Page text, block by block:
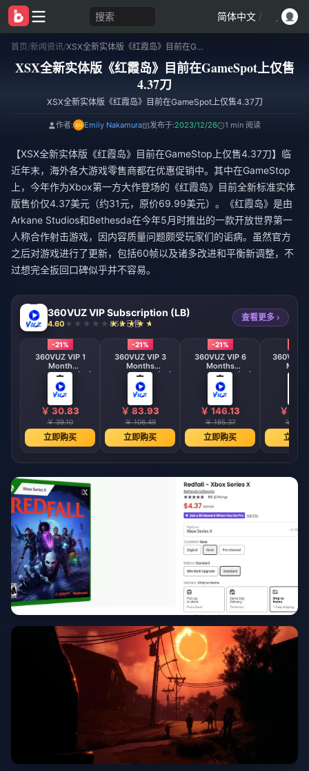
搜索 简体中文 /
首页/新闻资讯/ XSX全新实体版《红霞岛》目前在GameSpot上仅售4.37刀
XSX全新实体版《红霞岛》目前在GameSpot上仅售
4.37刀
XSX全新实体版《红霞岛》目前在GameSpot上仅售4.37刀
作者: Emily Nakamura 发布于:2023/12/26 1 min 阅读
【XSX全新实体版《红霞岛》目前在GameStop上仅售4.37刀】临
近年末，海外各大游戏零售商都在优惠促销中。其中在GameStop
上，今年作为Xbox第一方大作登场的《红霞岛》目前全新标准实体
版售价仅4.37美元（约31元，原价69.99美元）。《红霞岛》是由
Arkane Studios和Bethesda在今年5月时推出的一款开放世界第一
人称合作射击游戏，因内容质量问题颇受玩家们的诟病。虽然官方
之后对游戏进行了更新，包括60帧以及诸多改进和平衡新调整，不
过想完全扳回口碑似乎并不容易。
360VUZ VIP Subscription (LB)
4.60 858 已售
查看更多 ›
-21%
360VUZ VIP 1
Month
Subscription (LB)
￥ 30.83
￥ 39.10
立即购买
-21%
360VUZ VIP 3
Months
Subscription (LB)
￥ 83.93
￥ 106.49
立即购买
-21%
360VUZ VIP 6
Months
Subscription (LB)
￥ 146.13
￥ 185.37
立即购买
360VUZ
￥
￥
立即